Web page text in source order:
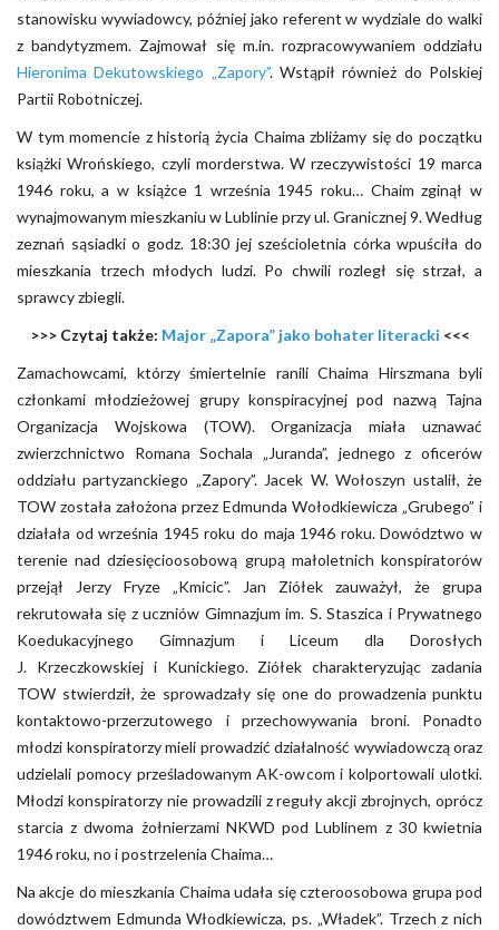
stanowisku wywiadowcy, później jako referent w wydziale do walki
z bandytyzmem. Zajmował się m.in. rozpracowywaniem oddziału
Hieronima Dekutowskiego „Zapory”. Wstąpił również do Polskiej
Partii Robotniczej.
W tym momencie z historią życia Chaima zbliżamy się do początku
książki Wrońskiego, czyli morderstwa. W rzeczywistości 19 marca
1946 roku, a w książce 1 września 1945 roku… Chaim zginął w
wynajmowanym mieszkaniu w Lublinie przy ul. Granicznej 9. Według
zeznań sąsiadki o godz. 18:30 jej sześcioletnia córka wpuściła do
mieszkania trzech młodych ludzi. Po chwili rozległ się strzał, a
sprawcy zbiegli.
>>> Czytaj także: Major „Zapora” jako bohater literacki <<<
Zamachowcami, którzy śmiertelnie ranili Chaima Hirszmana byli
członkami młodzieżowej grupy konspiracyjnej pod nazwą Tajna
Organizacja Wojskowa (TOW). Organizacja miała uznawać
zwierzchnictwo Romana Sochala „Juranda”, jednego z oficerów
oddziału partyzanckiego „Zapory”. Jacek W. Wołoszyn ustalił, że
TOW została założona przez Edmunda Wołodkiewicza „Grubego” i
działała od września 1945 roku do maja 1946 roku. Dowództwo w
terenie nad dziesięcioosobową grupą małoletnich konspiratorów
przejął Jerzy Fryze „Kmicic”. Jan Ziółek zauważył, że grupa
rekrutowała się z uczniów Gimnazjum im. S. Staszica i Prywatnego
Koedukacyjnego Gimnazjum i Liceum dla Dorosłych
J. Krzeczkowskiej i Kunickiego. Ziółek charakteryzując zadania
TOW stwierdził, że sprowadzały się one do prowadzenia punktu
kontaktowo-przerzutowego i przechowywania broni. Ponadto
młodzi konspiratorzy mieli prowadzić działalność wywiadowczą oraz
udzielali pomocy prześladowanym AK-owcom i kolportowali ulotki.
Młodzi konspiratorzy nie prowadzili z reguły akcji zbrojnych, oprócz
starcia z dwoma żołnierzami NKWD pod Lublinem z 30 kwietnia
1946 roku, no i postrzelenia Chaima…
Na akcje do mieszkania Chaima udała się czteroosobowa grupa pod
dowództwem Edmunda Włodkiewicza, ps. „Władek”. Trzech z nich